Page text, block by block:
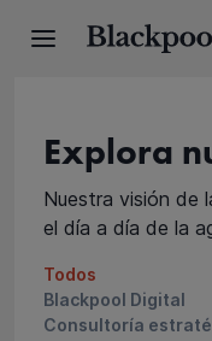
Explora
Nuestra visión de
el día a día de la
Todos
Blackpool Digital
Consultoría